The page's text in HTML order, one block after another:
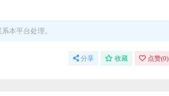
本平台处理。
分享 收藏 点赞(0)